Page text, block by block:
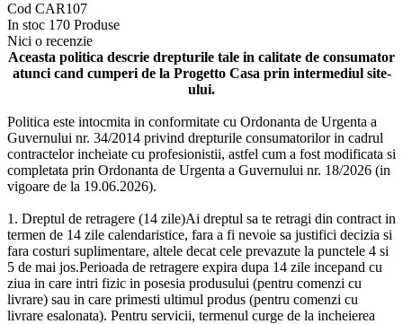
Cod CAR107
In stoc 170 Produse
Nici o recenzie
Aceasta politica descrie drepturile tale in calitate de consumator
atunci cand cumperi de la Progetto Casa prin intermediul site-
ului.
Politica este intocmita in conformitate cu Ordonanta de Urgenta a
Guvernului nr. 34/2014 privind drepturile consumatorilor in cadrul
contractelor incheiate cu profesionistii, astfel cum a fost modificata si
completata prin Ordonanta de Urgenta a Guvernului nr. 18/2026 (in
vigoare de la 19.06.2026).
1. Dreptul de retragere (14 zile)Ai dreptul sa te retragi din contract in
termen de 14 zile calendaristice, fara a fi nevoie sa justifici decizia si
fara costuri suplimentare, altele decat cele prevazute la punctele 4 si
5 de mai jos.Perioada de retragere expira dupa 14 zile incepand cu
ziua in care intri fizic in posesia produsului (pentru comenzi cu
livrare) sau in care primesti ultimul produs (pentru comenzi cu
livrare esalonata). Pentru servicii, termenul curge de la incheierea